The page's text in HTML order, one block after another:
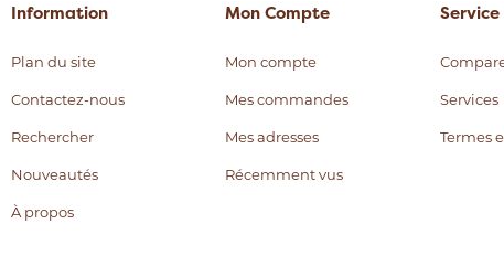
Information
Plan du site
Contactez-nous
Rechercher
Nouveautés
À propos
Mon Compte
Mon compte
Mes commandes
Mes adresses
Récemment vus
Services
Termes